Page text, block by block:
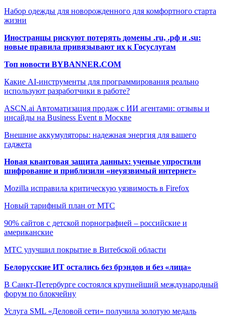
Набор одежды для новорожденного для комфортного старта
жизни
Иностранцы рискуют потерять домены .ru, .рф и .su:
новые правила привязывают их к Госуслугам
Топ новости BYBANNER.COM
Какие AI-инструменты для программирования реально
используют разработчики в работе?
ASCN.ai Автоматизация продаж с ИИ агентами: отзывы и
инсайды на Business Event в Москве
Внешние аккумуляторы: надежная энергия для вашего
гаджета
Новая квантовая защита данных: ученые упростили
шифрование и приблизили «неуязвимый интернет»
Mozilla исправила критическую уязвимость в Firefox
Новый тарифный план от МТС
90% сайтов с детской порнографией – российские и
американские
МТС улучшил покрытие в Витебской области
Белорусские ИТ остались без брэндов и без «лица»
В Санкт-Петербурге состоялся крупнейший международный
форум по блокчейну
Услуга SML «Деловой сети» получила золотую медаль